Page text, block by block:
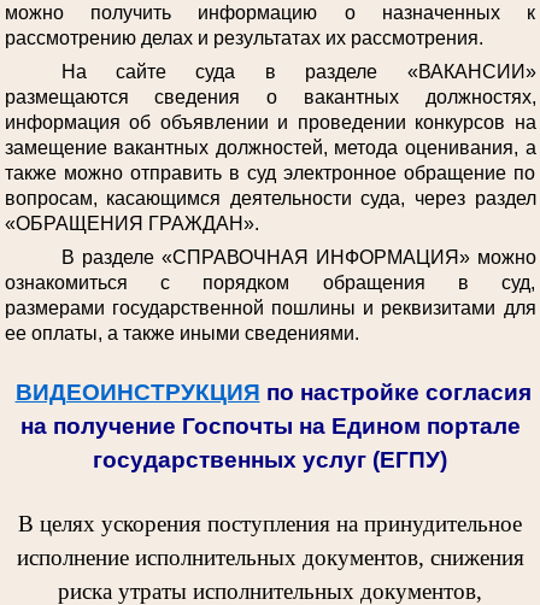
можно получить информацию о назначенных к
рассмотрению делах и результатах их рассмотрения.
На сайте суда в разделе «ВАКАНСИИ»
размещаются сведения о вакантных должностях,
информация об объявлении и проведении конкурсов на
замещение вакантных должностей, метода оценивания, а
также можно отправить в суд электронное обращение по
вопросам, касающимся деятельности суда, через раздел
«ОБРАЩЕНИЯ ГРАЖДАН».
В разделе «СПРАВОЧНАЯ ИНФОРМАЦИЯ» можно
ознакомиться с порядком обращения в суд,
размерами государственной пошлины и реквизитами для
ее оплаты, а также иными сведениями.
ВИДЕОИНСТРУКЦИЯ по настройке согласия
на получение Госпочты на Едином портале
государственных услуг (ЕГПУ)
В целях ускорения поступления на принудительное
исполнение исполнительных документов, снижения
риска утраты исполнительных документов,